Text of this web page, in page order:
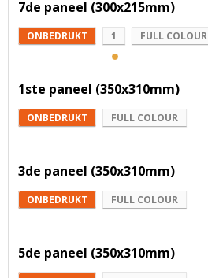
7de paneel (300x215mm)
ONBEDRUKT 1 FULL COLOUR
1ste paneel (350x310mm)
ONBEDRUKT FULL COLOUR
3de paneel (350x310mm)
ONBEDRUKT FULL COLOUR
5de paneel (350x310mm)